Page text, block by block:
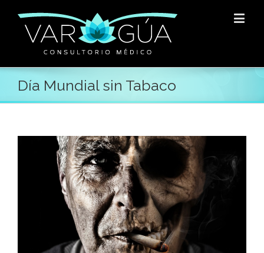
Día Mundial sin Tabaco